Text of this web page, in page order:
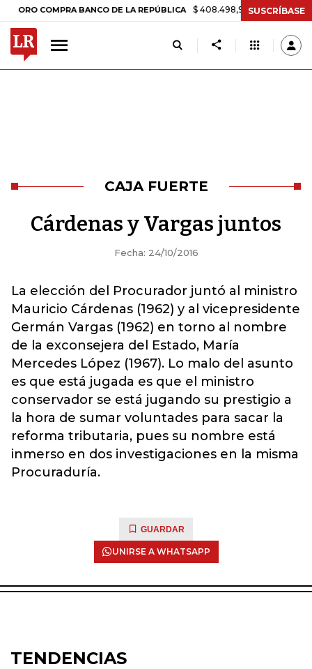
COMPRA BANCO DE LA REPÚBLICA $ 408.498,97 +$ 8.753,81 +2,19%
SUSCRÍBASE
CAJA FUERTE
Cárdenas y Vargas juntos
Fecha: 24/10/2016
La elección del Procurador juntó al ministro
Mauricio Cárdenas (1962) y al vicepresidente
Germán Vargas (1962) en torno al nombre
de la exconsejera del Estado, María
Mercedes López (1967). Lo malo del asunto
es que está jugada es que el ministro
conservador se está jugando su prestigio a
la hora de sumar voluntades para sacar la
reforma tributaria, pues su nombre está
inmerso en dos investigaciones en la misma
Procuraduría.
GUARDAR
UNIRSE A WHATSAPP
TENDENCIAS